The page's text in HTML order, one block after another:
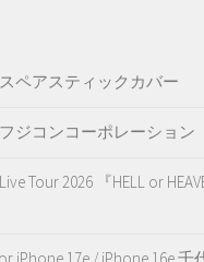
ペアスティックカバー
ジコンコーポレーション
Tour 2026 『HELL or